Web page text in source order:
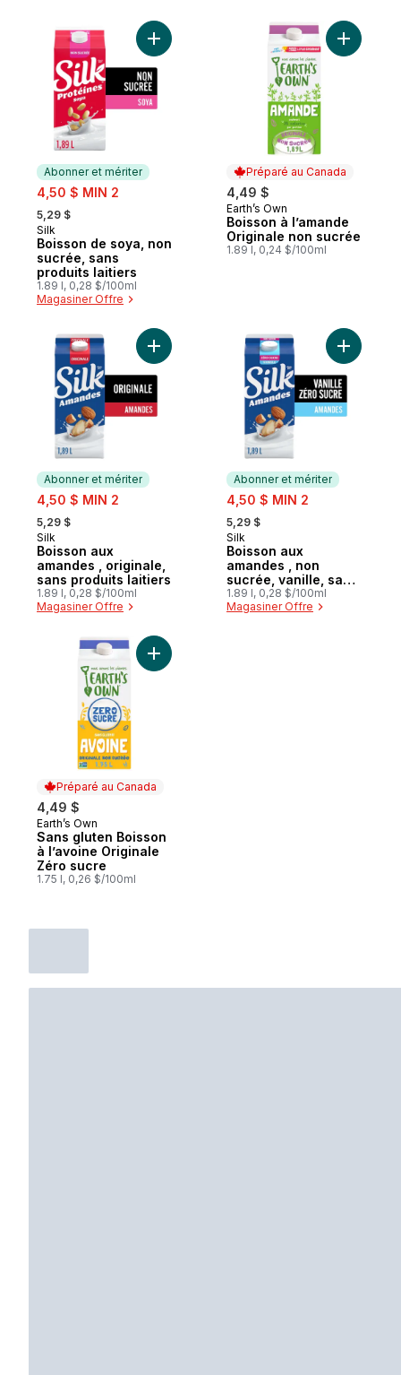
Abonner et mériter
sale:
4,50 $ MIN 2
, formerly:
5,29 $
Abonner et mériter
Silk
Boisson de soya, non
sucrée, sans
produits laitiers
1.89 l, 0,28 $/100ml
Magasiner Offre
Ajouter Boisson de soya, non sucrée,
Préparé au Canada
4,49 $
Préparé au Canada
Earth’s Own
Boisson à l’amande
Originale non sucrée
1.89 l, 0,24 $/100ml
Ajouter
Abonner et mériter
sale:
4,50 $ MIN 2
, formerly:
5,29 $
Abonner et mériter
Silk
Boisson aux
amandes , originale,
sans produits laitiers
1.89 l, 0,28 $/100ml
Magasiner Offre
Ajouter Boisson aux amandes , originale,
Abonner et mériter
sale:
4,50 $ MIN 2
, formerly:
5,29 $
Abonner et mériter
Silk
Boisson aux
amandes , non
sucrée, vanille, sans
produits laitiers
1.89 l, 0,28 $/100ml
Magasiner Offre
Ajouter
Préparé au Canada
4,49 $
Préparé au Canada
Earth’s Own
Sans gluten Boisson
à l’avoine Originale
Zéro sucre
1.75 l, 0,26 $/100ml
Ajouter Sans gluten Boisson à l’avoine